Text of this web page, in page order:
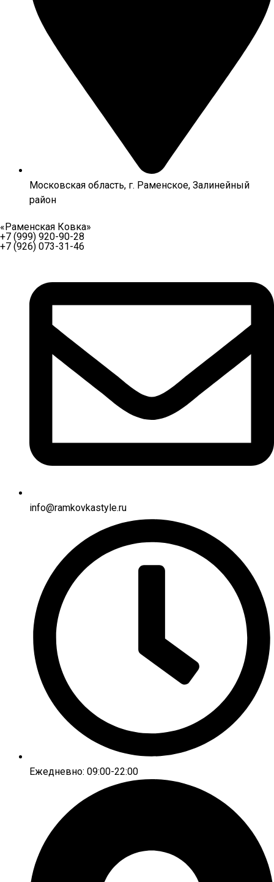
Московская область, г. Раменское, Залинейный
район
«Раменская Ковка»
+7 (999) 920-90-28
+7 (926) 073-31-46
info@ramkovkastyle.ru
Ежедневно: 09:00-22:00